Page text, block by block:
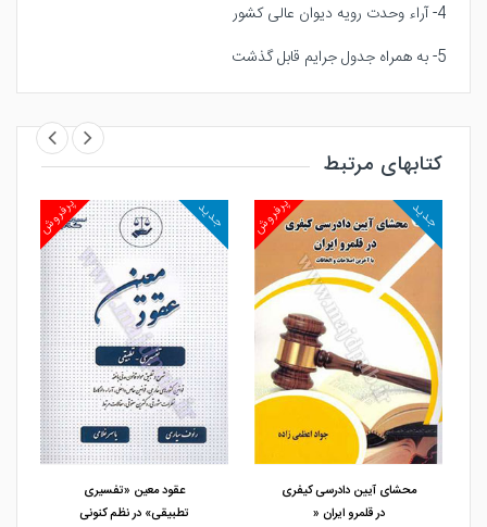
4- آراء وحدت رویه دیوان عالی کشور
5- به همراه جدول جرایم قابل گذشت
کتابهای مرتبط
مشاهده و خرید
پرفروش جدید
مشاهده و خرید
محشای آیین دادرسی کیفری
در قلمرو ایران «
پرفروش جدید
عقود معین «تفسیری
تطبیقی» در نظم کنونی